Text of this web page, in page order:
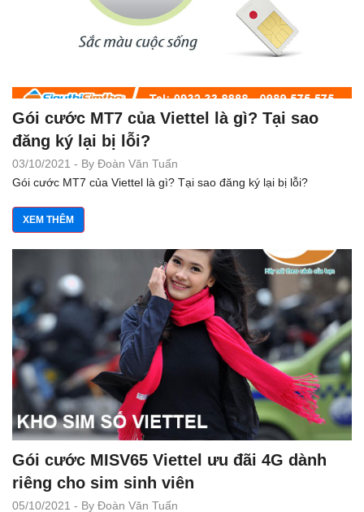
Gói cước MT7 của Viettel là gì? Tại sao
đăng ký lại bị lỗi?
03/10/2021 - By Đoàn Văn Tuấn
Gói cước MT7 của Viettel là gì? Tại sao đăng ký lại bị lỗi?
XEM THÊM
Gói cước MISV65 Viettel ưu đãi 4G dành
riêng cho sim sinh viên
05/10/2021 - By Đoàn Văn Tuấn